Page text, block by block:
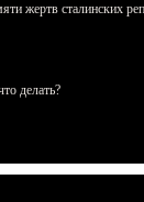
жертв сталинских
делать?